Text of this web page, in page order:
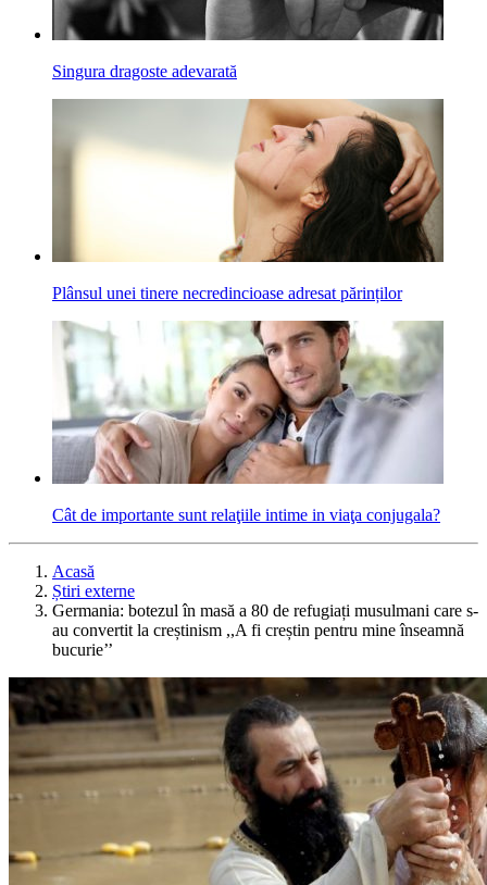
Singura dragoste adevarată
Plânsul unei tinere necredincioase adresat părinților
Cât de importante sunt relaţiile intime in viaţa conjugala?
Acasă
Știri externe
Germania: botezul în masă a 80 de refugiați musulmani care s-
au convertit la creștinism ,,A fi creștin pentru mine înseamnă
bucurie’’